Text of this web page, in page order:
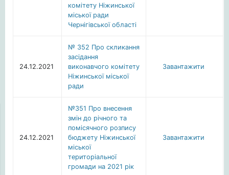
комітету Ніжинської
міської ради
Чернігівської області
24.12.2021
№ 352 Про скликання
засідання
виконавчого комітету
Ніжинської міської
ради
Завантажити
24.12.2021
№351 Про внесення
змін до річного та
помісячного розпису
бюджету Ніжинської
міської
територіальної
громади на 2021 рік
Завантажити